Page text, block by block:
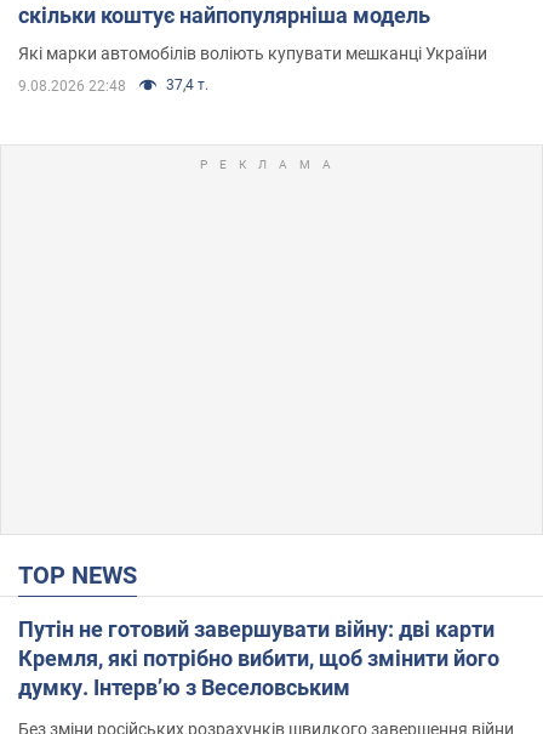
скільки коштує найпопулярніша модель
Які марки автомобілів воліють купувати мешканці України
9.08.2026 22:48 37,4 т.
TOP NEWS
Путін не готовий завершувати війну: дві карти
Кремля, які потрібно вибити, щоб змінити його
думку. Інтерв’ю з Веселовським
Без зміни російських розрахунків швидкого завершення війни